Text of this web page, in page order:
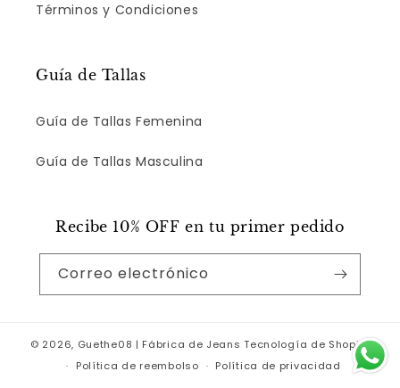
Términos y Condiciones
Guía de Tallas
Guía de Tallas Femenina
Guía de Tallas Masculina
Recibe 10% OFF en tu primer pedido
Correo electrónico
© 2026, Guethe08 | Fábrica de Jeans Tecnología de Shopify
Política de reembolso
Política de privacidad